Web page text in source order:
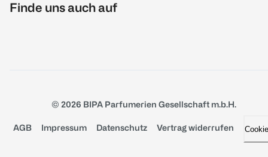
Finde uns auch auf
© 2026 BIPA Parfumerien Gesellschaft m.b.H.
AGB Impressum Datenschutz Vertrag widerrufen